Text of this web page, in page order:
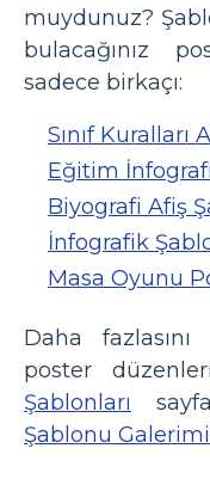
muydunuz?
bulacağınız
sadece birkaçı:
Sınıf Kuralları
Eğitim
Biyografi Afiş
İnfografik
Masa Oyunu
Daha
poster
Şablonları
Şablonu